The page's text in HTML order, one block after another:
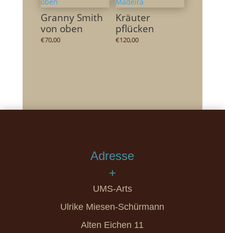
Granny Smith
von oben
€70,00
Kräuter
pflücken
€120,00
Adresse
+
UMS-Arts
Ulrike Miesen-Schürmann
Alten Eichen 11